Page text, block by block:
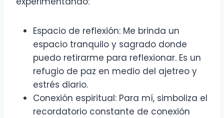
Espacio de reflexión: Me brinda un
espacio tranquilo y sagrado donde
puedo retirarme para reflexionar. Es un
refugio de paz en medio del ajetreo y
estrés diario.
Conexión espiritual: Para mí, simboliza el
recordatorio constante de conexión